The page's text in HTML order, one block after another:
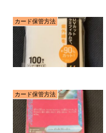
カード保管方法
カード保管方法